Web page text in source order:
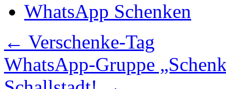
WhatsApp Schenken
← Verschenke-Tag
WhatsApp-Gruppe